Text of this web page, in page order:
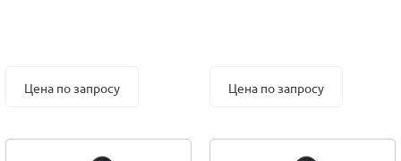
Цена по запросу Цена по запросу